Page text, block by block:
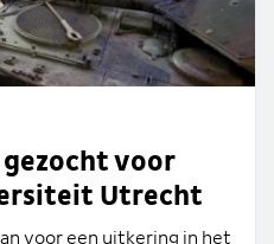
voor
Utrecht
voor een uitkering in het